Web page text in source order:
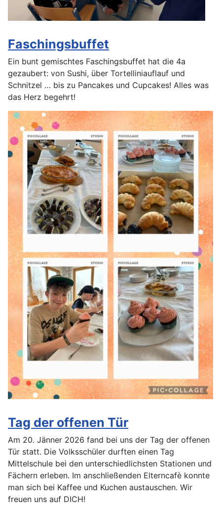
Faschingsbuffet
Ein bunt gemischtes Faschingsbuffet hat die 4a
gezaubert: von Sushi, über Tortelliniauflauf und
Schnitzel … bis zu Pancakes und Cupcakes! Alles was
das Herz begehrt!
Tag der offenen Tür
Am 20. Jänner 2026 fand bei uns der Tag der offenen
Tür statt. Die Volksschüler durften einen Tag
Mittelschule bei den unterschiedlichsten Stationen und
Fächern erleben. Im anschließenden Elterncafè konnte
man sich bei Kaffee und Kuchen austauschen. Wir
freuen uns auf DICH!